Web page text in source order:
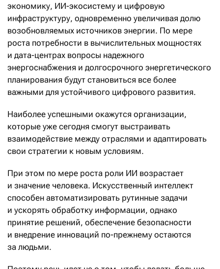
экономику, ИИ-экосистему и цифровую
инфраструктуру, одновременно увеличивая долю
возобновляемых источников энергии. По мере
роста потребности в вычислительных мощностях
и дата-центрах вопросы надежного
энергоснабжения и долгосрочного энергетического
планирования будут становиться все более
важными для устойчивого цифрового развития.
Наиболее успешными окажутся организации,
которые уже сегодня смогут выстраивать
взаимодействие между отраслями и адаптировать
свои стратегии к новым условиям.
При этом по мере роста роли ИИ возрастает
и значение человека. Искусственный интеллект
способен автоматизировать рутинные задачи
и ускорять обработку информации, однако
принятие решений, обеспечение безопасности
и внедрение инноваций по-прежнему остаются
за людьми.